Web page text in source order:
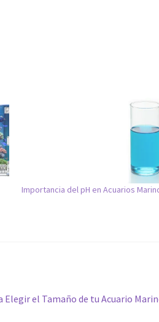
Importancia del pH en Acuarios
Elegir el Tamaño de tu Acuario